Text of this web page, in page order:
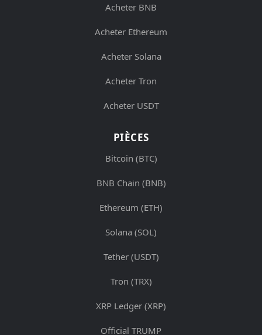
Acheter BNB
Acheter Ethereum
Acheter Solana
Acheter Tron
Acheter USDT
PIÈCES
Bitcoin (BTC)
BNB Chain (BNB)
Ethereum (ETH)
Solana (SOL)
Tether (USDT)
Tron (TRX)
XRP Ledger (XRP)
Official TRUMP